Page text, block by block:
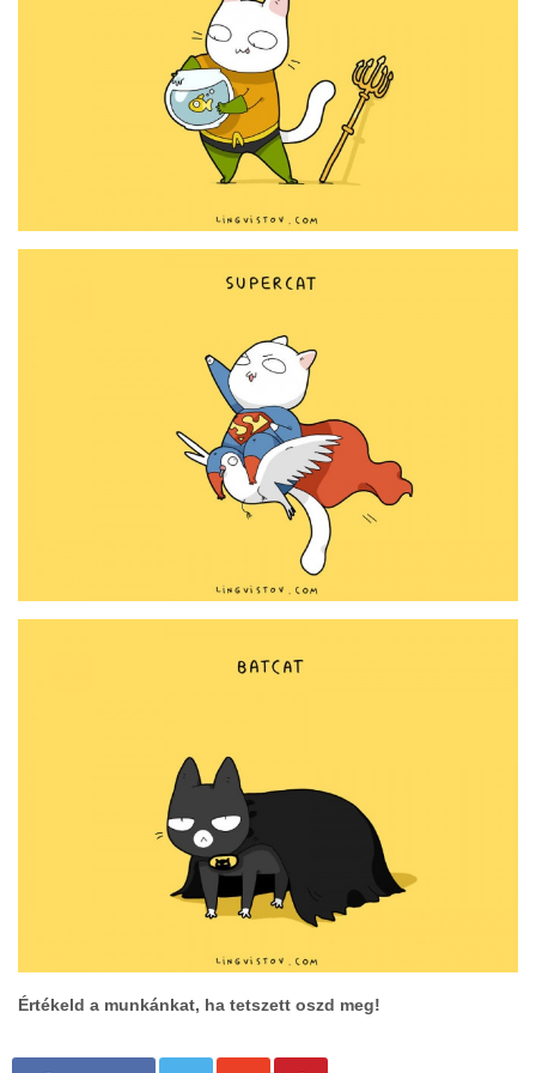
Értékeld a munkánkat, ha tetszett oszd meg!